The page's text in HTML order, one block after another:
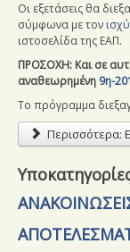
Οι εξετάσεις θα
σύμφωνα με τον
ιστοσελίδα της ΕΑΠ.
ΠΡΟΣΟΧΗ: Και σε
αναθεωρημένη 9η-
Το πρόγραμμα
Περισσότερα: